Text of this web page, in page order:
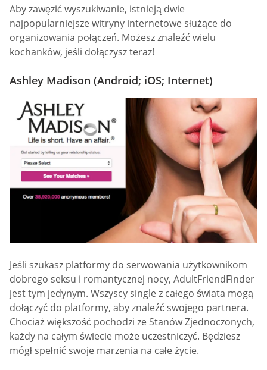
Aby zawęzić wyszukiwanie, istnieją dwie
najpopularniejsze witryny internetowe służące do
organizowania połączeń. Możesz znaleźć wielu
kochanków, jeśli dołączysz teraz!
Ashley Madison (Android; iOS; Internet)
Jeśli szukasz platformy do serwowania użytkownikom
dobrego seksu i romantycznej nocy, AdultFriendFinder
jest tym jedynym. Wszyscy single z całego świata mogą
dołączyć do platformy, aby znaleźć swojego partnera.
Chociaż większość pochodzi ze Stanów Zjednoczonych,
każdy na całym świecie może uczestniczyć. Będziesz
mógł spełnić swoje marzenia na całe życie.